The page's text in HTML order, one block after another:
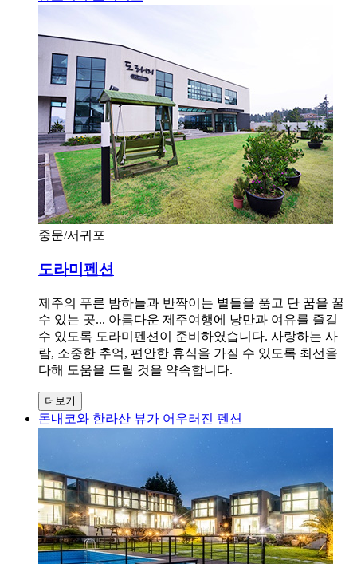
중문/서귀포
도라미펜션
제주의 푸른 밤하늘과 반짝이는 별들을 품고 단 꿈을 꿀
수 있는 곳... 아름다운 제주여행에 낭만과 여유를 즐길
수 있도록 도라미펜션이 준비하였습니다. 사랑하는 사
람, 소중한 추억, 편안한 휴식을 가질 수 있도록 최선을
다해 도움을 드릴 것을 약속합니다.
더보기
돈내코와 한라산 뷰가 어우러진 펜션